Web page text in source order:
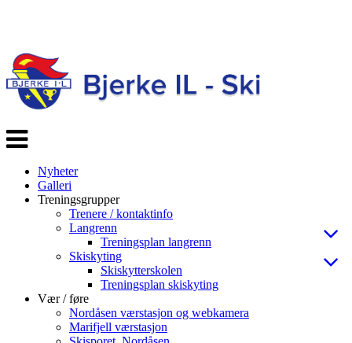
Veksle
navigasjon
Nyheter
Galleri
Treningsgrupper
Trenere / kontaktinfo
Langrenn
Treningsplan langrenn
Skiskyting
Skiskytterskolen
Treningsplan skiskyting
Vær / føre
Nordåsen værstasjon og webkamera
Marifjell værstasjon